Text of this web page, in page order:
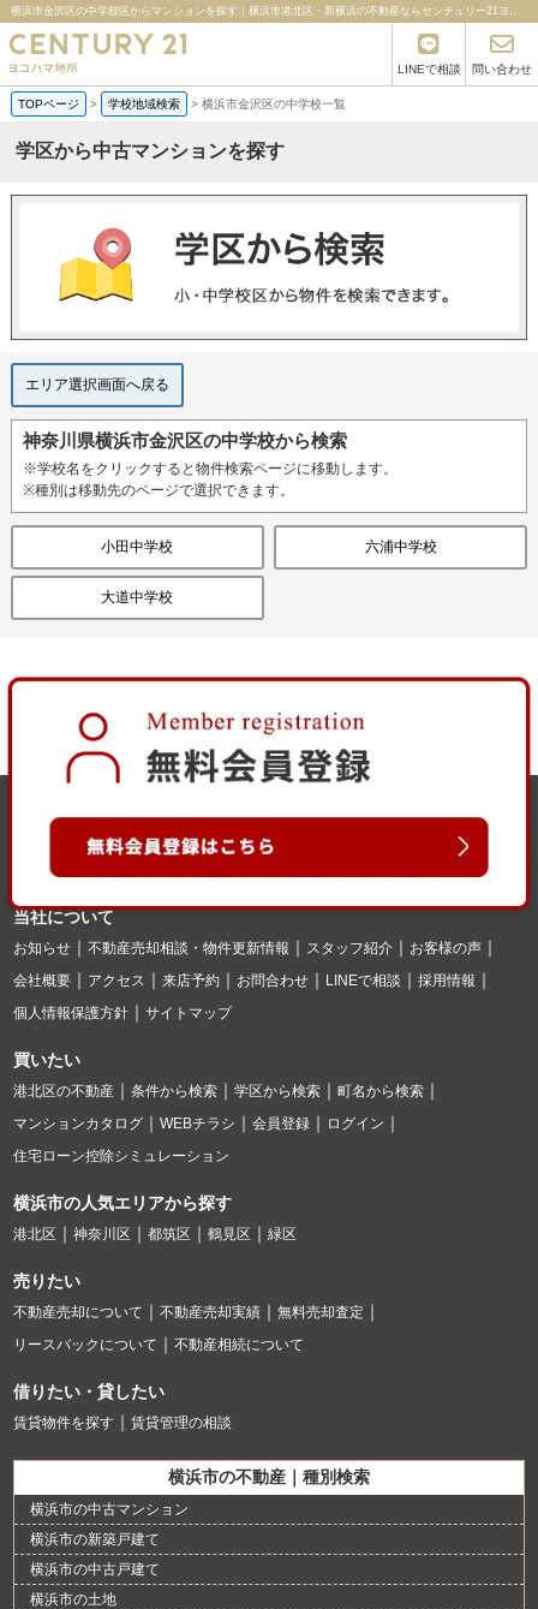
横浜市金沢区の中学校区からマンションを探す｜横浜市港北区・新横浜の不動産ならセンチュリー21ヨコハマ地所
LINEで相談 問い合わせ
TOPページ > 学校地域検索 > 横浜市金沢区の中学校一覧
学区から中古マンションを探す
エリア選択画面へ戻る
神奈川県横浜市金沢区の中学校から検索
※学校名をクリックすると物件検索ページに移動します。
※種別は移動先のページで選択できます。
小田中学校 六浦中学校
大道中学校
当社について
お知らせ 不動産売却相談・物件更新情報 スタッフ紹介
お客様の声
会社概要
アクセス 来店予約 お問合わせ LINEで相談
採用情報
個人情報保護方針
サイトマップ
買いたい
港北区の不動産 条件から検索 学区から検索
町名から検索
マンションカタログ
WEBチラシ 会員登録
ログイン
住宅ローン控除シミュレーション
横浜市の人気エリアから探す
港北区 神奈川区 都筑区 鶴見区 緑区
売りたい
不動産売却について 不動産売却実績
無料売却査定
リースバックについて
不動産相続について
借りたい・貸したい
賃貸物件を探す 賃貸管理の相談
横浜市の不動産｜種別検索
横浜市の中古マンション
横浜市の新築戸建て
横浜市の中古戸建て
横浜市の土地